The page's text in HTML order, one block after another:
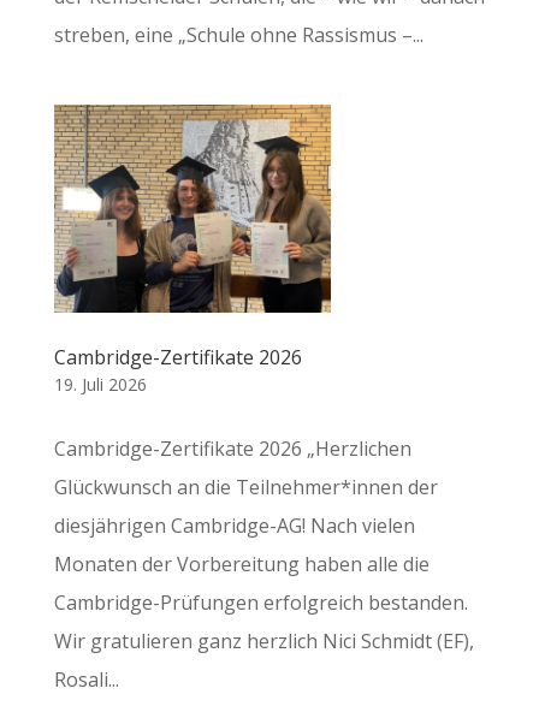
streben, eine „Schule ohne Rassismus –...
Cambridge-Zertifikate 2026
19. Juli 2026
Cambridge-Zertifikate 2026 „Herzlichen
Glückwunsch an die Teilnehmer*innen der
diesjährigen Cambridge-AG! Nach vielen
Monaten der Vorbereitung haben alle die
Cambridge-Prüfungen erfolgreich bestanden.
Wir gratulieren ganz herzlich Nici Schmidt (EF),
Rosali...